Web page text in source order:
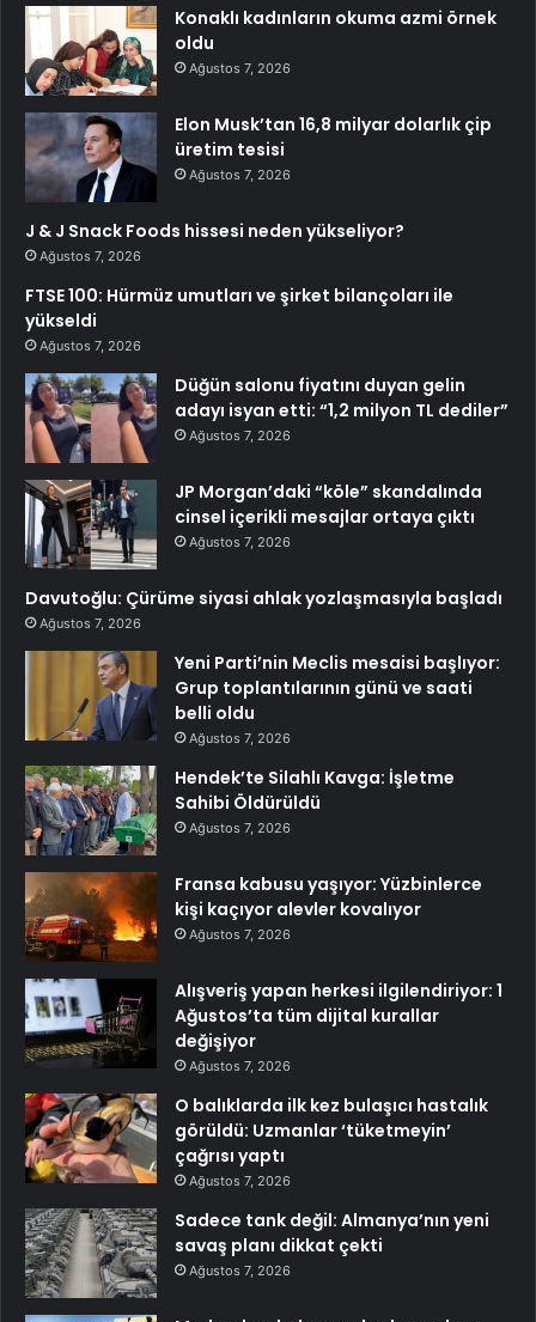
Konaklı kadınların okuma azmi örnek
oldu
Ağustos 7, 2026
Elon Musk’tan 16,8 milyar dolarlık çip
üretim tesisi
Ağustos 7, 2026
J & J Snack Foods hissesi neden yükseliyor?
Ağustos 7, 2026
FTSE 100: Hürmüz umutları ve şirket bilançoları ile
yükseldi
Ağustos 7, 2026
Düğün salonu fiyatını duyan gelin
adayı isyan etti: “1,2 milyon TL dediler”
Ağustos 7, 2026
JP Morgan’daki “köle” skandalında
cinsel içerikli mesajlar ortaya çıktı
Ağustos 7, 2026
Davutoğlu: Çürüme siyasi ahlak yozlaşmasıyla başladı
Ağustos 7, 2026
Yeni Parti’nin Meclis mesaisi başlıyor:
Grup toplantılarının günü ve saati
belli oldu
Ağustos 7, 2026
Hendek’te Silahlı Kavga: İşletme
Sahibi Öldürüldü
Ağustos 7, 2026
Fransa kabusu yaşıyor: Yüzbinlerce
kişi kaçıyor alevler kovalıyor
Ağustos 7, 2026
Alışveriş yapan herkesi ilgilendiriyor: 1
Ağustos’ta tüm dijital kurallar
değişiyor
Ağustos 7, 2026
O balıklarda ilk kez bulaşıcı hastalık
görüldü: Uzmanlar ‘tüketmeyin’
çağrısı yaptı
Ağustos 7, 2026
Sadece tank değil: Almanya’nın yeni
savaş planı dikkat çekti
Ağustos 7, 2026